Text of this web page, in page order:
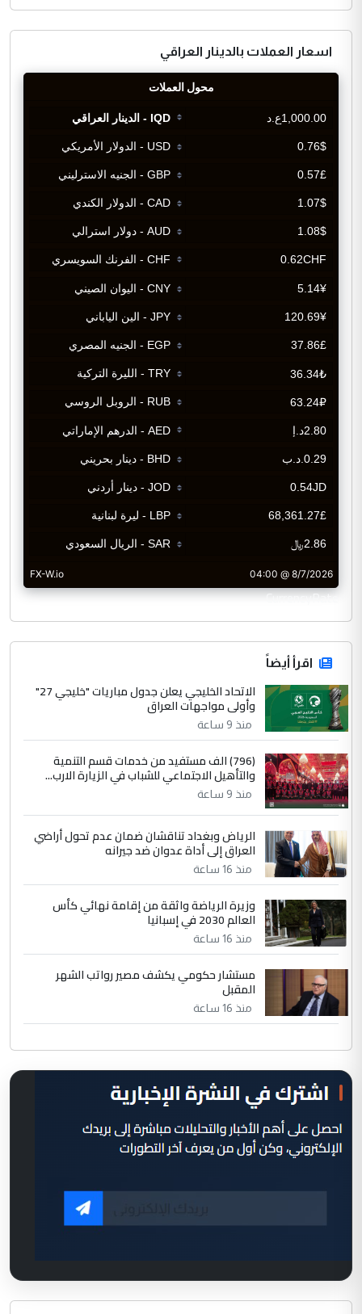
اسعار العملات بالدينار العراقي
CurrencyRate
اقرأ أيضاً
الاتحاد الخليجي يعلن جدول مباريات "خليجي 27"
وأولى مواجهات العراق
منذ 9 ساعة
(796) الف مستفيد من خدمات قسم التنمية
والتأهيل الاجتماعي للشباب في الزيارة الارب...
منذ 9 ساعة
الرياض وبغداد تناقشان ضمان عدم تحول أراضي
العراق إلى أداة عدوان ضد جيرانه
منذ 16 ساعة
وزيرة الرياضة واثقة من إقامة نهائي كأس
العالم 2030 في إسبانيا
منذ 16 ساعة
مستشار حكومي يكشف مصير رواتب الشهر
المقبل
منذ 16 ساعة